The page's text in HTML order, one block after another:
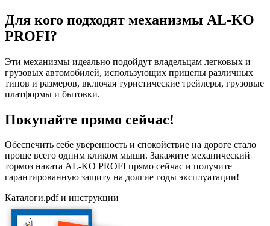
Для кого подходят механизмы AL-KO
PROFI?
Эти механизмы идеально подойдут владельцам легковых и
грузовых автомобилей, использующих прицепы различных
типов и размеров, включая туристические трейлеры, грузовые
платформы и бытовки.
Покупайте прямо сейчас!
Обеспечить себе уверенность и спокойствие на дороге стало
проще всего одним кликом мыши. Закажите механический
тормоз наката AL-KO PROFI прямо сейчас и получите
гарантированную защиту на долгие годы эксплуатации!
Каталоги.pdf и инструкции